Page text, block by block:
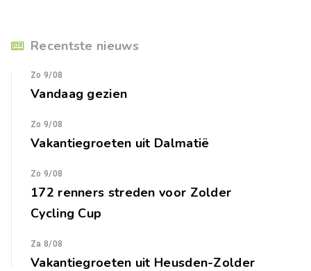
Recentste nieuws
Zo 9/08
Vandaag gezien
Zo 9/08
Vakantiegroeten uit Dalmatië
Zo 9/08
172 renners streden voor Zolder
Cycling Cup
Za 8/08
Vakantiegroeten uit Heusden-Zolder